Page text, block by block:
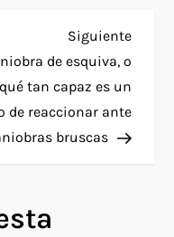
Siguiente
de esquiva, o
qué tan capaz es un
de reaccionar ante
bruscas